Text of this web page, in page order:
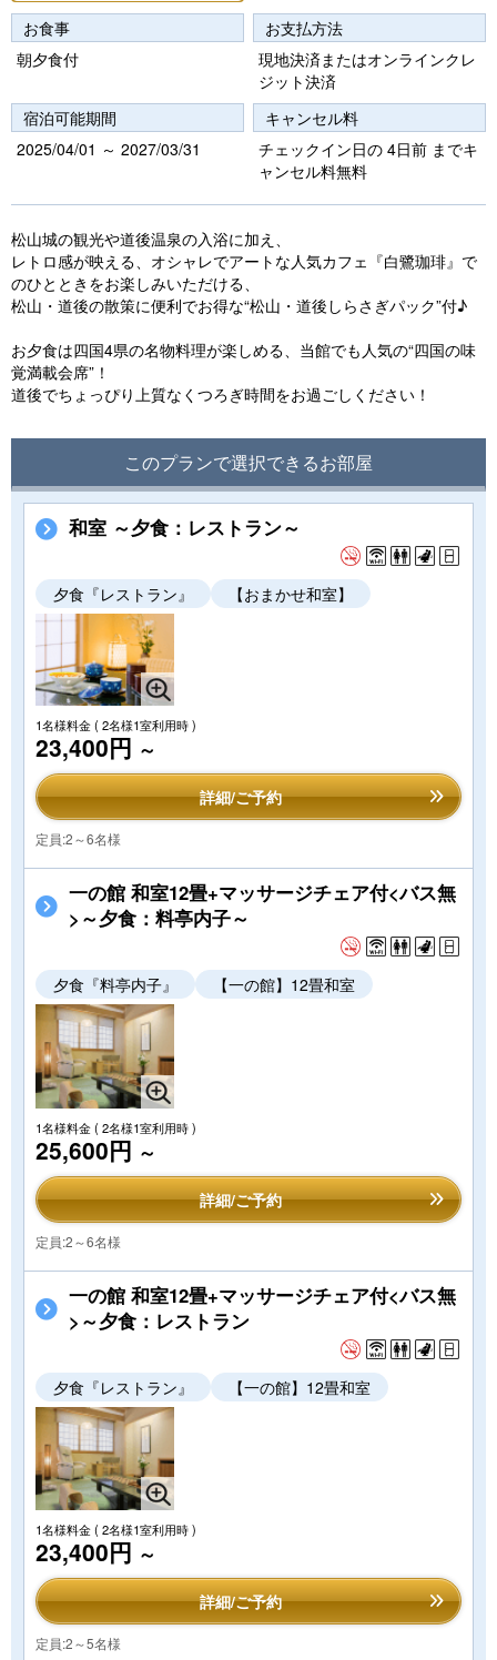
お食事
朝夕食付
お支払方法
現地決済またはオンラインクレ
ジット決済
宿泊可能期間
2025/04/01 ～ 2027/03/31
キャンセル料
チェックイン日の 4日前 までキ
ャンセル料無料
松山城の観光や道後温泉の入浴に加え、
レトロ感が映える、オシャレでアートな人気カフェ『白鷺珈琲』で
のひとときをお楽しみいただける、
松山・道後の散策に便利でお得な“松山・道後しらさぎパック”付♪
お夕食は四国4県の名物料理が楽しめる、当館でも人気の“四国の味
覚満載会席”！
道後でちょっぴり上質なくつろぎ時間をお過ごしください！
このプランで選択できるお部屋
和室 ～夕食：レストラン～
夕食『レストラン』 【おまかせ和室】
1名様料金( 2名様1室利用時 )
23,400円 ～
詳細/ご予約
定員:2～6名様
一の館 和室12畳+マッサージチェア付<バス無
>～夕食：料亭内子～
夕食『料亭内子』 【一の館】12畳和室
1名様料金( 2名様1室利用時 )
25,600円 ～
詳細/ご予約
定員:2～6名様
一の館 和室12畳+マッサージチェア付<バス無
>～夕食：レストラン
夕食『レストラン』 【一の館】12畳和室
1名様料金( 2名様1室利用時 )
23,400円 ～
詳細/ご予約
定員:2～5名様